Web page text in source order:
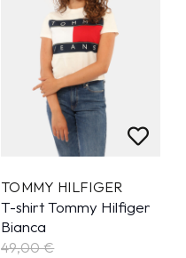
TOMMY HILFIGER
T-shirt Tommy Hilfiger
Bianca
49,00 €